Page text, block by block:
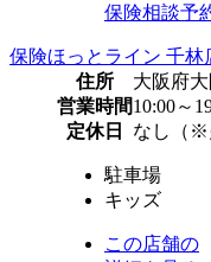
保険相談予
保険ほっとライン 千林
住所
大阪府
営業時間10:00～
定休日
なし（※
駐車場
キッズ
この店舗の